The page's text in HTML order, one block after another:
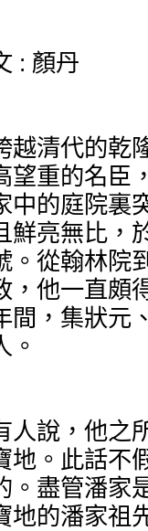
: 顏丹
越清代的乾
望重的名臣
中的庭院裏
鮮亮無比，
。從翰林院
，他一直頗
間，集狀元
。
人說，他之
地。此話不
。盡管潘家
地的潘家祖